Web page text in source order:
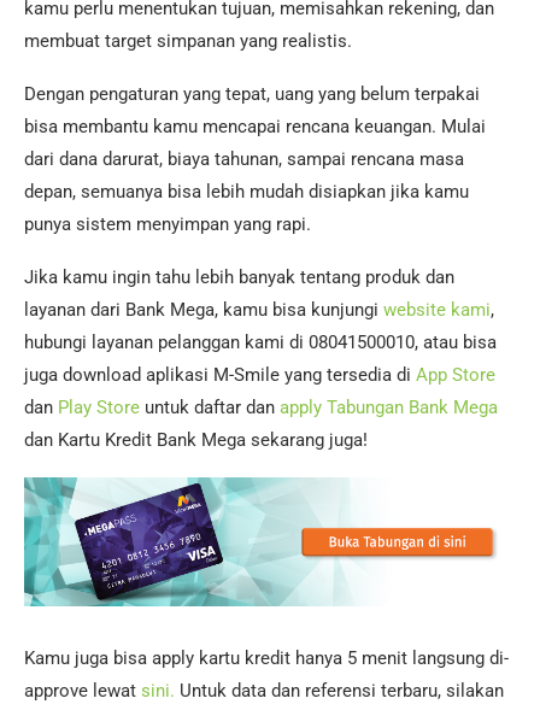
kamu perlu menentukan tujuan, memisahkan rekening, dan
membuat target simpanan yang realistis.
Dengan pengaturan yang tepat, uang yang belum terpakai
bisa membantu kamu mencapai rencana keuangan. Mulai
dari dana darurat, biaya tahunan, sampai rencana masa
depan, semuanya bisa lebih mudah disiapkan jika kamu
punya sistem menyimpan yang rapi.
Jika kamu ingin tahu lebih banyak tentang produk dan
layanan dari Bank Mega, kamu bisa kunjungi website kami,
hubungi layanan pelanggan kami di 08041500010, atau bisa
juga download aplikasi M-Smile yang tersedia di App Store
dan Play Store untuk daftar dan apply Tabungan Bank Mega
dan Kartu Kredit Bank Mega sekarang juga!
Kamu juga bisa apply kartu kredit hanya 5 menit langsung di-
approve lewat sini. Untuk data dan referensi terbaru, silakan